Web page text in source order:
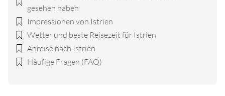
gesehen haben
Impressionen von Istrien
Wetter und beste Reisezeit für Istrien
Anreise nach Istrien
Häufige Fragen (FAQ)